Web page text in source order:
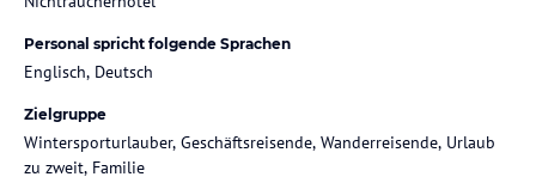
Personal spricht folgende Sprachen
Englisch, Deutsch
Zielgruppe
Wintersporturlauber, Geschäftsreisende, Wanderreisende, Urlaub
zu zweit, Familie